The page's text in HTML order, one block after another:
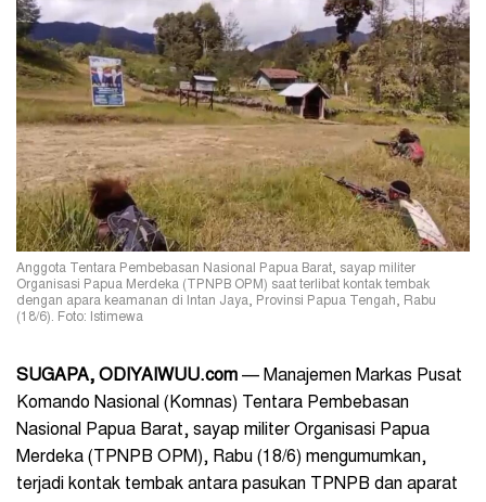
Anggota Tentara Pembebasan Nasional Papua Barat, sayap militer
Organisasi Papua Merdeka (TPNPB OPM) saat terlibat kontak tembak
dengan apara keamanan di Intan Jaya, Provinsi Papua Tengah, Rabu
(18/6). Foto: Istimewa
SUGAPA, ODIYAIWUU.com — Manajemen Markas Pusat
Komando Nasional (Komnas) Tentara Pembebasan
Nasional Papua Barat, sayap militer Organisasi Papua
Merdeka (TPNPB OPM), Rabu (18/6) mengumumkan,
terjadi kontak tembak antara pasukan TPNPB dan aparat